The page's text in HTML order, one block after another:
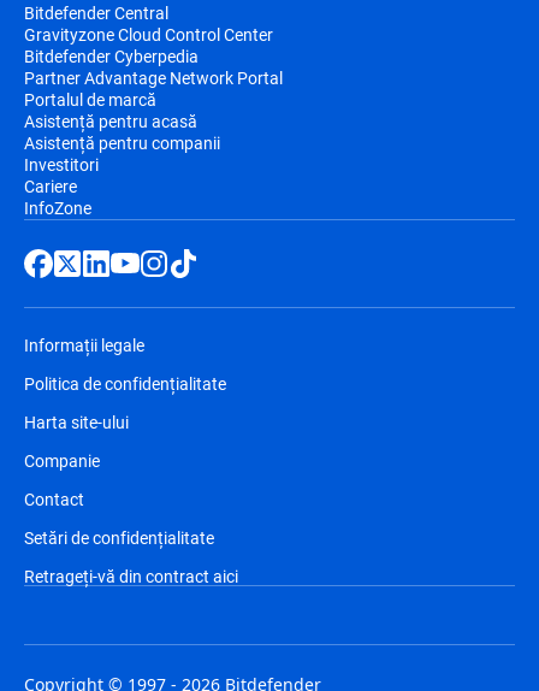
Bitdefender Central
Gravityzone Cloud Control Center
Bitdefender Cyberpedia
Partner Advantage Network Portal
Portalul de marcă
Asistență pentru acasă
Asistență pentru companii
Investitori
Cariere
InfoZone
Informații legale
Politica de confidențialitate
Harta site-ului
Companie
Contact
Setări de confidențialitate
Retrageți-vă din contract aici
Copyright © 1997 - 2026 Bitdefender